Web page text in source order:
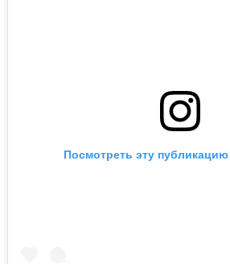
Посмотреть эту